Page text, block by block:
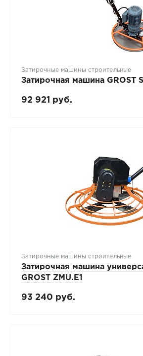
Затирочные машины строительные
Затирочная машина GROST
92 921 руб.
Затирочные машины строительные
Затирочная машина
GROST ZMU.E1
93 240 руб.